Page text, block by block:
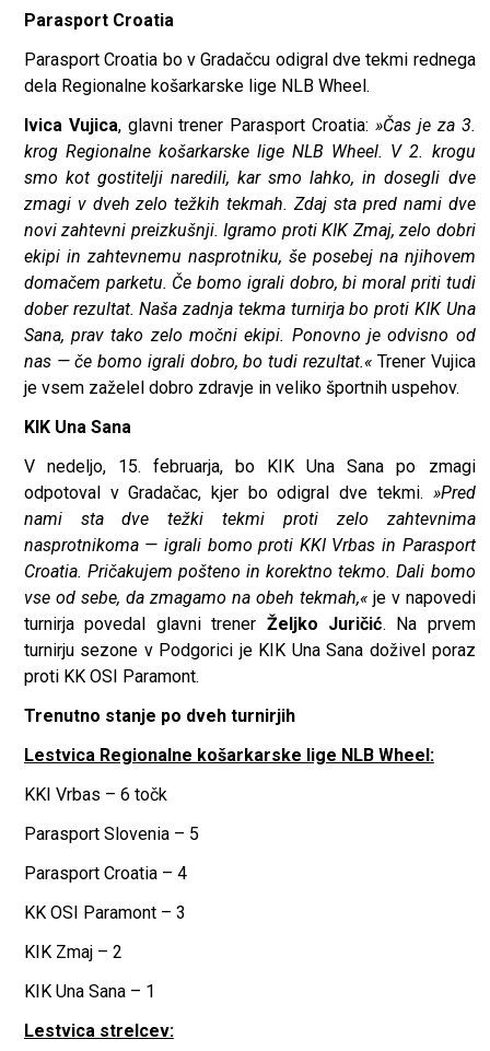
Parasport Croatia
Parasport Croatia bo v Gradačcu odigral dve tekmi rednega
dela Regionalne košarkarske lige NLB Wheel.
Ivica Vujica, glavni trener Parasport Croatia: »Čas je za 3.
krog Regionalne košarkarske lige NLB Wheel. V 2. krogu
smo kot gostitelji naredili, kar smo lahko, in dosegli dve
zmagi v dveh zelo težkih tekmah. Zdaj sta pred nami dve
novi zahtevni preizkušnji. Igramo proti KIK Zmaj, zelo dobri
ekipi in zahtevnemu nasprotniku, še posebej na njihovem
domačem parketu. Če bomo igrali dobro, bi moral priti tudi
dober rezultat. Naša zadnja tekma turnirja bo proti KIK Una
Sana, prav tako zelo močni ekipi. Ponovno je odvisno od
nas — če bomo igrali dobro, bo tudi rezultat.« Trener Vujica
je vsem zaželel dobro zdravje in veliko športnih uspehov.
KIK Una Sana
V nedeljo, 15. februarja, bo KIK Una Sana po zmagi
odpotoval v Gradačac, kjer bo odigral dve tekmi. »Pred
nami sta dve težki tekmi proti zelo zahtevnima
nasprotnikoma — igrali bomo proti KKI Vrbas in Parasport
Croatia. Pričakujem pošteno in korektno tekmo. Dali bomo
vse od sebe, da zmagamo na obeh tekmah,«je v napovedi
turnirja povedal glavni trener Željko Juričić. Na prvem
turnirju sezone v Podgorici je KIK Una Sana doživel poraz
proti KK OSI Paramont.
Trenutno stanje po dveh turnirjih
Lestvica Regionalne košarkarske lige NLB Wheel:
KKI Vrbas – 6 točk
Parasport Slovenia – 5
Parasport Croatia – 4
KK OSI Paramont – 3
KIK Zmaj – 2
KIK Una Sana – 1
Lestvica strelcev: